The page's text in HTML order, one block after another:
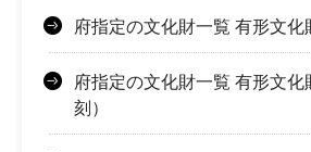
府指定の文化財一覧 有形文化
府指定の文化財一覧 有形文
刻）